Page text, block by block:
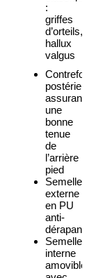
:
griffes
d’orteils,
hallux
valgus
Contreforts
postérieurs
assurant
une
bonne
tenue
de
l’arrière
pied
Semelle
externe
en PU
anti-
dérapante
Semelle
interne
amovible